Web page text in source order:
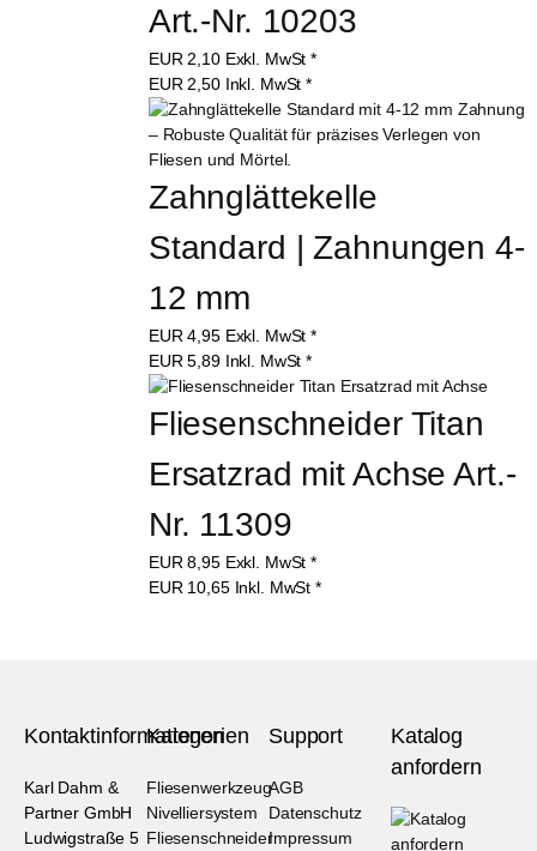
Art.-Nr. 10203
EUR 2,10 Exkl. MwSt *
EUR 2,50 Inkl. MwSt *
Zahnglättekelle
Standard | Zahnungen 4-
12 mm
EUR4,95 Exkl. MwSt *
EUR5,89 Inkl. MwSt *
Fliesenschneider Titan
Ersatzrad mit Achse Art.-
Nr. 11309
EUR8,95 Exkl. MwSt *
EUR 10,65 Inkl. MwSt *
Kontaktinformationen
Karl Dahm &
Partner GmbH
Ludwigstraße 5
Kategorien
Fliesenwerkzeug
Nivelliersystem
Fliesenschneider
Support
AGB
Datenschutz
Impressum
Katalog
anfordern